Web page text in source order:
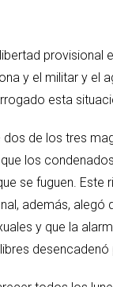
provisional
y el militar y el
esta
de los tres
los
se fuguen.
además,
y que la